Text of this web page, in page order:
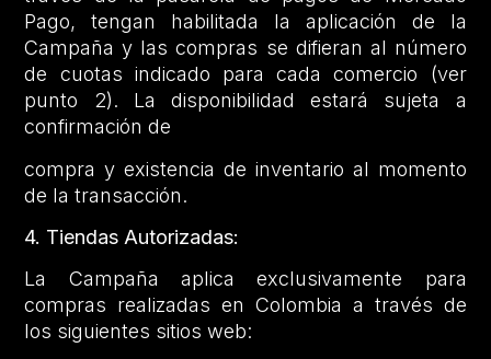
Pago, tengan habilitada la aplicación de la
Campaña y las compras se difieran al número
de cuotas indicado para cada comercio (ver
punto 2). La disponibilidad estará sujeta a
confirmación de
compra y existencia de inventario al momento
de la transacción.
4. Tiendas Autorizadas:
La Campaña aplica exclusivamente para
compras realizadas en Colombia a través de
los siguientes sitios web: